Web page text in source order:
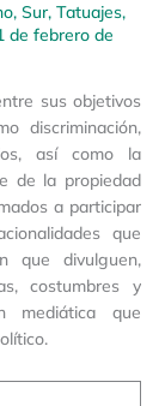
, Sur, Tatuajes,
de febrero de
sus objetivos
discriminación,
así como la
de la propiedad
a participar
que
que divulguen,
costumbres y
mediática que